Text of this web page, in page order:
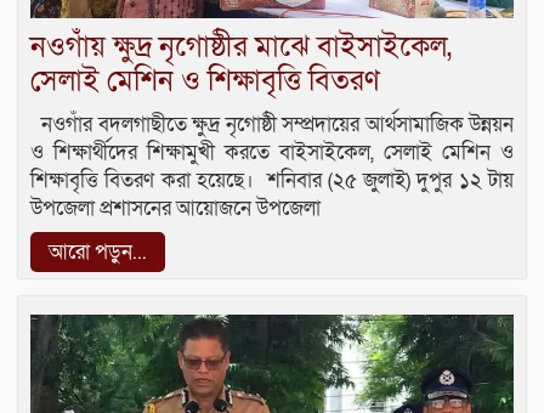
নওগাঁয় ক্ষুদ্র নৃগোষ্ঠীর মাঝে বাইসাইকেল,
সেলাই মেশিন ও শিক্ষাবৃত্তি বিতরণ
নওগাঁর বদলগাছীতে ক্ষুদ্র নৃগোষ্ঠী সম্প্রদায়ের আর্থসামাজিক উন্নয়ন
ও শিক্ষার্থীদের শিক্ষামুখী করতে বাইসাইকেল, সেলাই মেশিন ও
শিক্ষাবৃত্তি বিতরণ করা হয়েছে। শনিবার (২৫ জুলাই) দুপুর ১২ টায়
উপজেলা প্রশাসনের আয়োজনে উপজেলা
আরো পড়ুন...